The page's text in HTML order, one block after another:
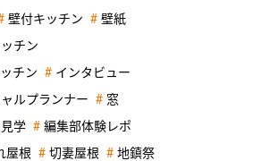
壁付キッチン 壁紙
チン
チン インタビュー
ルプランナー 窓
学 編集部体験レポ
屋根 切妻屋根 地鎮祭